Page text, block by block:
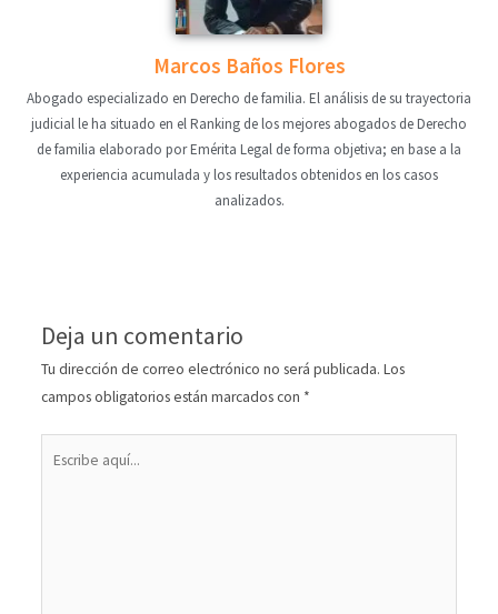
Marcos Baños Flores
Abogado especializado en Derecho de familia. El análisis de su trayectoria
judicial le ha situado en el Ranking de los mejores abogados de Derecho
de familia elaborado por Emérita Legal de forma objetiva; en base a la
experiencia acumulada y los resultados obtenidos en los casos
analizados.
Deja un comentario
Tu dirección de correo electrónico no será publicada. Los
campos obligatorios están marcados con *